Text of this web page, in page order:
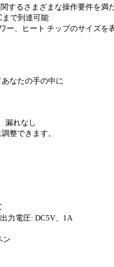
するさまざまな操作要件を満
まで到達可能
ー、ヒート チップのサイズ
なたの手の中に
漏れなし
整できます。
力電圧: DC5V、1A
ン